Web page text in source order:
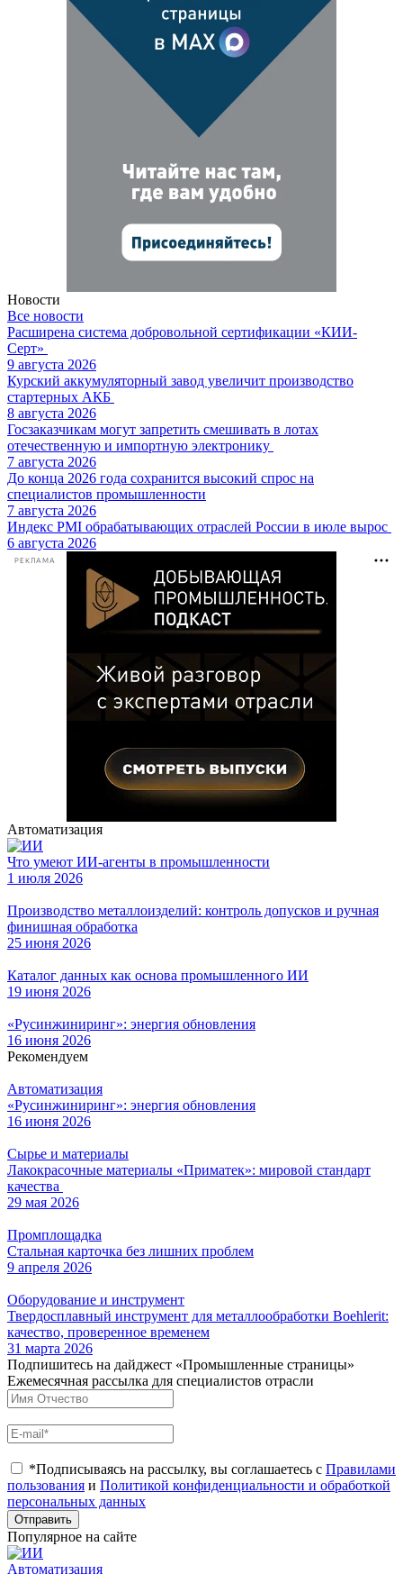
Новости
Все новости
Расширена система добровольной сертификации «КИИ-
Серт»
9 августа 2026
Курский аккумуляторный завод увеличит производство
стартерных АКБ
8 августа 2026
Госзаказчикам могут запретить смешивать в лотах
отечественную и импортную электронику
7 августа 2026
До конца 2026 года сохранится высокий спрос на
специалистов промышленности
7 августа 2026
Индекс PMI обрабатывающих отраслей России в июле вырос
6 августа 2026
РЕКЛАМА
Автоматизация
Что умеют ИИ-агенты в промышленности
1 июля 2026
Производство металлоизделий: контроль допусков и ручная
финишная обработка
25 июня 2026
Каталог данных как основа промышленного ИИ
19 июня 2026
«Русинжиниринг»: энергия обновления
16 июня 2026
Рекомендуем
Автоматизация
«Русинжиниринг»: энергия обновления
16 июня 2026
Сырье и материалы
Лакокрасочные материалы «Приматек»: мировой стандарт
качества
29 мая 2026
Промплощадка
Стальная карточка без лишних проблем
9 апреля 2026
Оборудование и инструмент
Твердосплавный инструмент для металлообработки Boehlerit:
качество, проверенное временем
31 марта 2026
Подпишитесь на дайджест «Промышленные страницы»
Ежемесячная рассылка для специалистов отрасли
*Подписываясь на рассылку, вы соглашаетесь с Правилами
пользования и Политикой конфиденциальности и обработкой
персональных данных
Отправить
Популярное на сайте
Автоматизация